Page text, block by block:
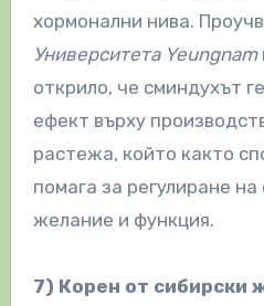
хормонални нива.
Университета Yeungnam
открило, че сминдухът
ефект върху
растежа, който както
помага за регулиране на
желание и функция.
7) Корен от сибирски